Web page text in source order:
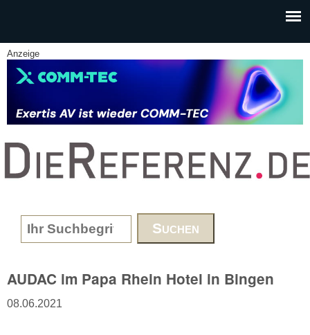
Anzeige
www.DieReferenz.de
Search form
AUDAC im Papa Rhein Hotel in Bingen
08.06.2021